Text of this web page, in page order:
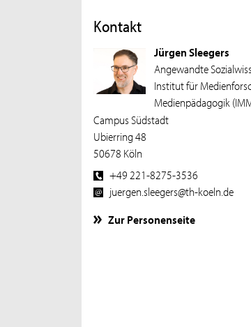
Kontakt
Jürgen Sleegers
Angewandte
Institut für
Medienpädagogik
Campus Südstadt
Ubierring 48
50678 Köln
+49 221-8275-3536
juergen.sleegers@th-koeln.de
Zur Personenseite